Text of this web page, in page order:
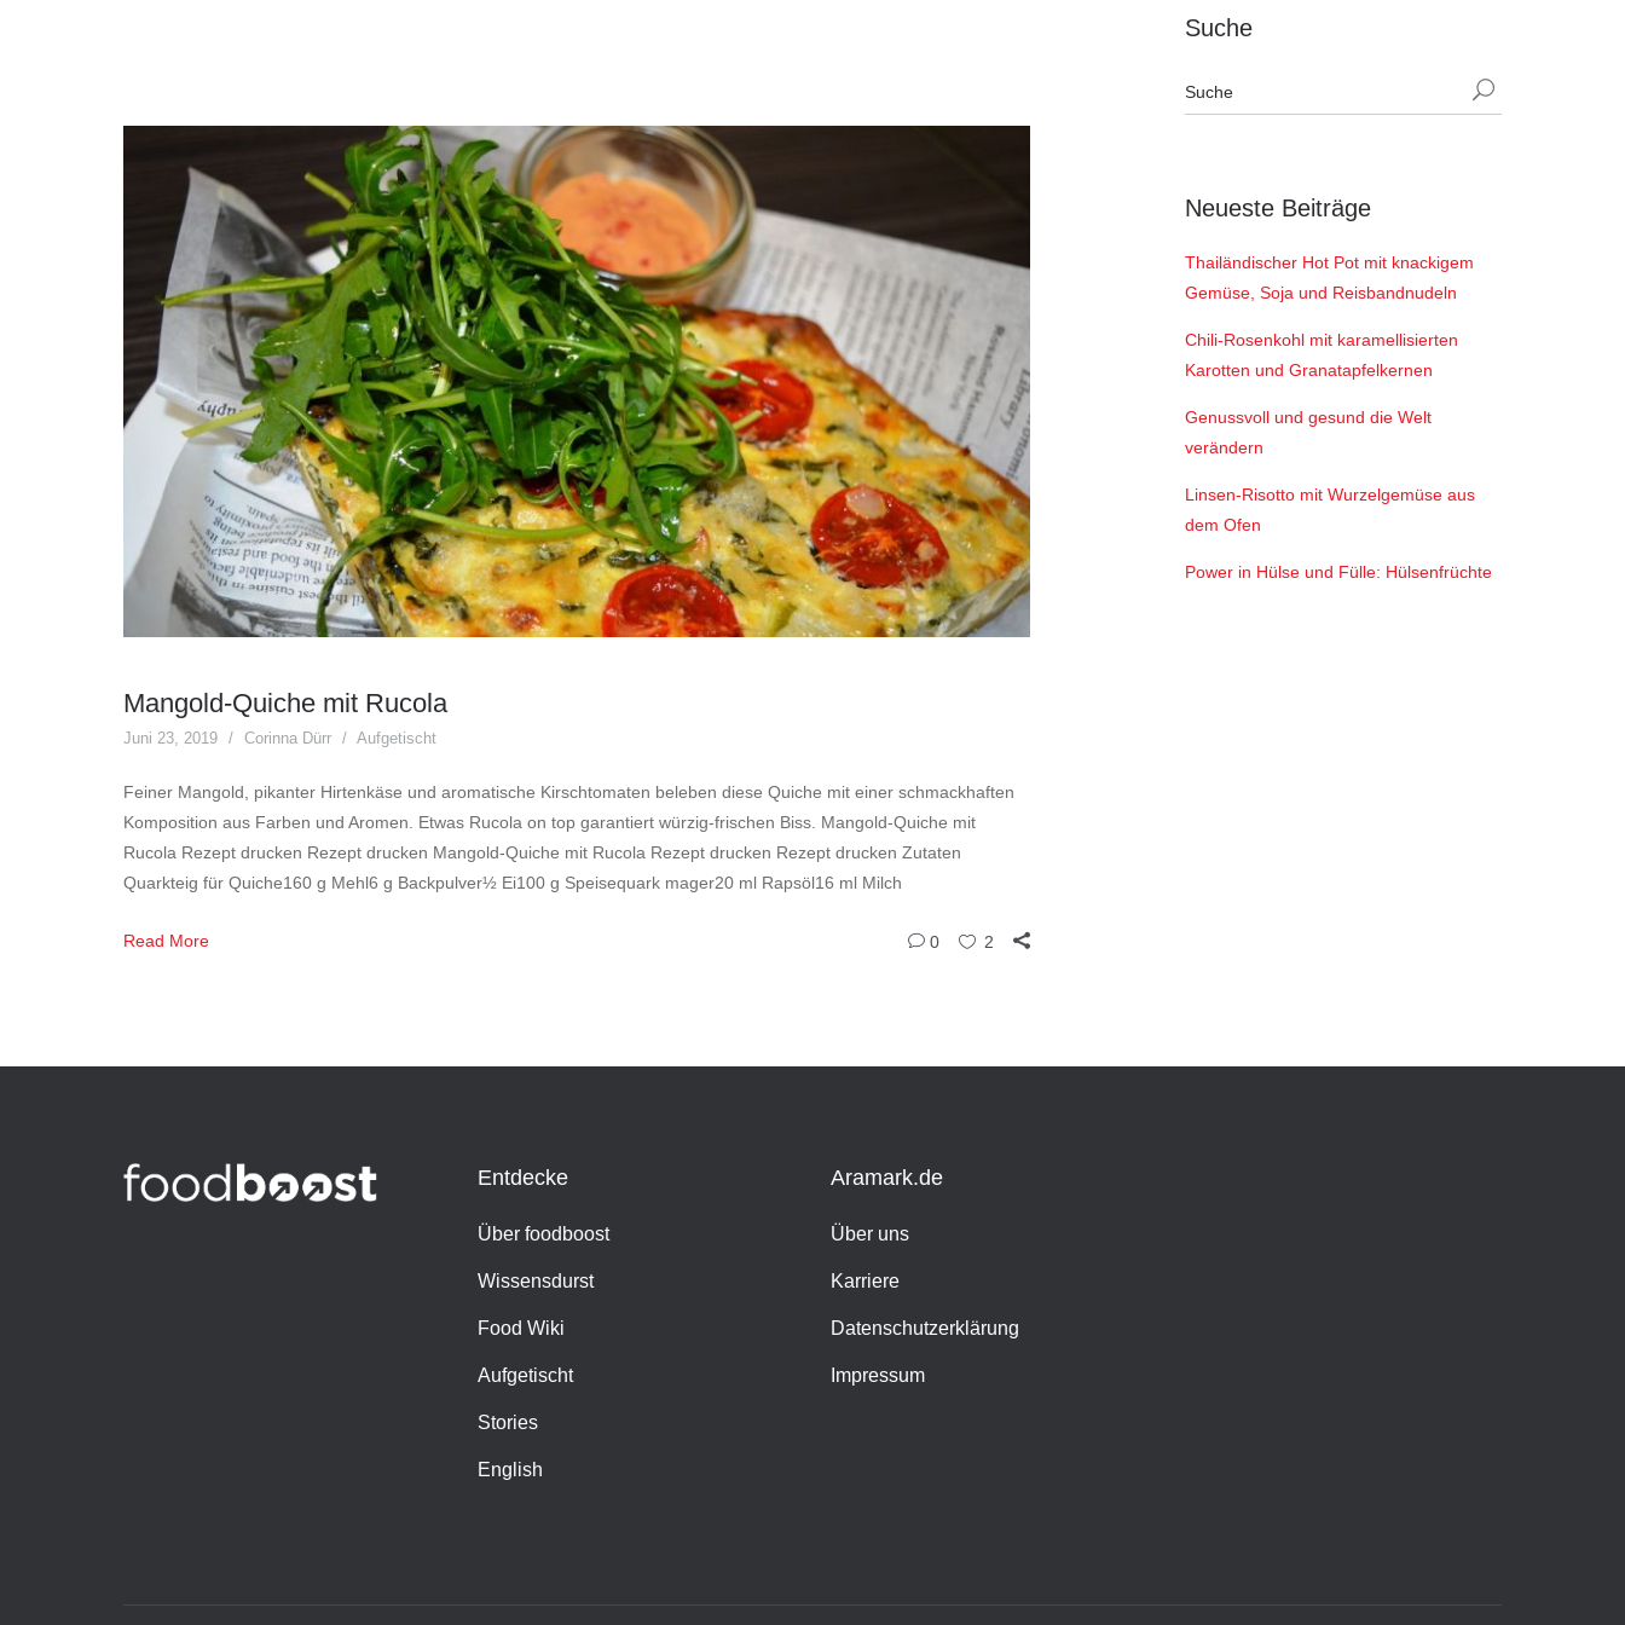
Mangold-Quiche mit Rucola
Juni 23, 2019 Corinna Dürr Aufgetischt
Feiner Mangold, pikanter Hirtenkäse und aromatische Kirschtomaten beleben diese Quiche mit einer schmackhaften
Komposition aus Farben und Aromen. Etwas Rucola on top garantiert würzig-frischen Biss. Mangold-Quiche mit
Rucola Rezept drucken Rezept drucken Mangold-Quiche mit Rucola Rezept drucken Rezept drucken Zutaten
Quarkteig für Quiche160 g Mehl6 g Backpulver½ Ei100 g Speisequark mager20 ml Rapsöl16 ml Milch
Read More 0 2
Suche
Neueste Beiträge
Thailändischer Hot Pot mit knackigem
Gemüse, Soja und Reisbandnudeln
Chili-Rosenkohl mit karamellisierten
Karotten und Granatapfelkernen
Genussvoll und gesund die Welt
verändern
Linsen-Risotto mit Wurzelgemüse aus
dem Ofen
Power in Hülse und Fülle: Hülsenfrüchte
Entdecke
Über foodboost
Wissensdurst
Food Wiki
Aufgetischt
Stories
English
Aramark.de
Über uns
Karriere
Datenschutzerklärung
Impressum